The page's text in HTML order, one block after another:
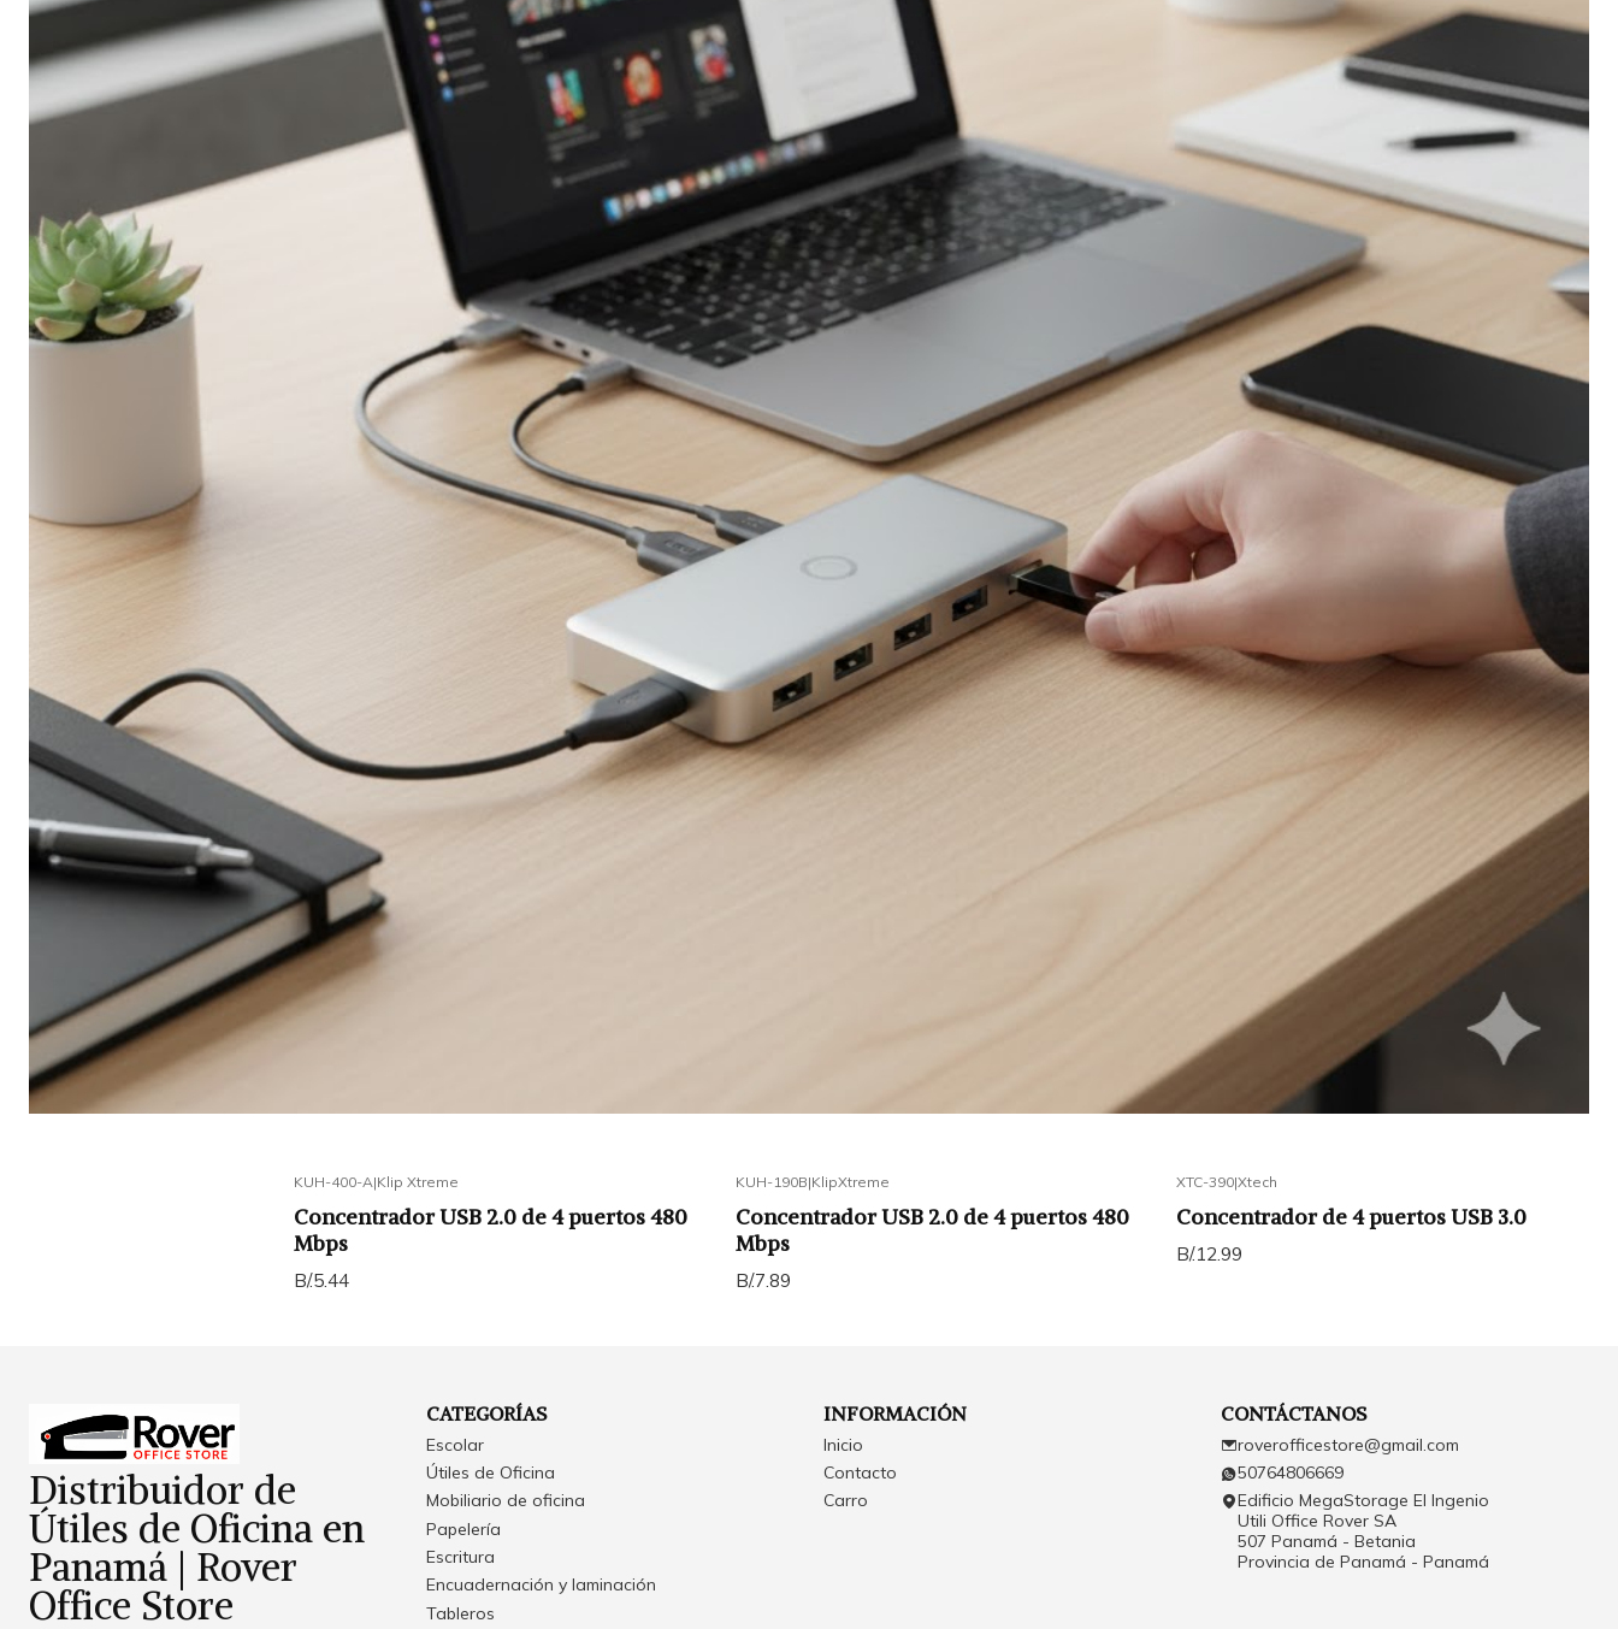
KUH-400-A|Klip Xtreme
Concentrador USB 2.0 de 4 puertos 480
Mbps
B/.5.44
KUH-190B|KlipXtreme
Concentrador USB 2.0 de 4 puertos 480
Mbps
B/.7.89
XTC-390|Xtech
Concentrador de 4 puertos USB 3.0
B/.12.99
Distribuidor de
Útiles de Oficina en
Panamá | Rover
Office Store
CATEGORÍAS
Escolar
Útiles de Oficina
Mobiliario de oficina
Papelería
Escritura
Encuadernación y laminación
Tableros
INFORMACIÓN
Inicio
Contacto
Carro
CONTÁCTANOS
roverofficestore@gmail.com
50764806669
Edificio MegaStorage El Ingenio
Utili Office Rover SA
507 Panamá - Betania
Provincia de Panamá - Panamá